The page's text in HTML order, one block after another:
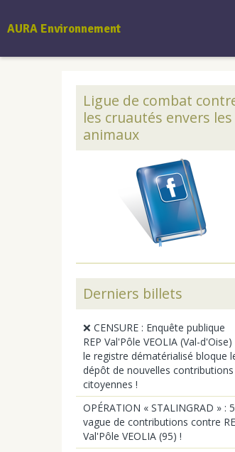
AURA Environnement
Ligue de combat
les cruautés envers les
animaux
Derniers billets
❌ CENSURE : Enquête publique
REP Val'Pôle VEOLIA (Val-d'Oise)
le registre dématérialisé bloque
dépôt de nouvelles contributions
citoyennes !
OPÉRATION « STALINGRAD » :
vague de contributions contre
Val'Pôle VEOLIA (95) !